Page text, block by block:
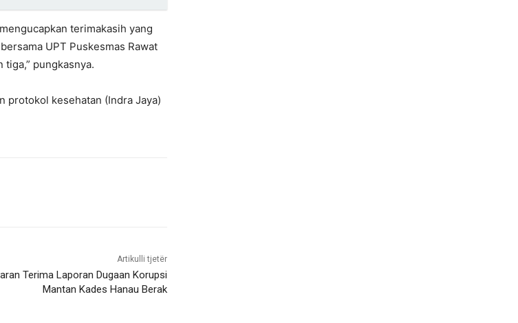
terimakasih yang
UPT Puskesmas Rawat
pungkasnya.
protokol kesehatan (Indra Jaya)
Artikulli tjetër
Terima Laporan Dugaan Korupsi
Mantan Kades Hanau Berak